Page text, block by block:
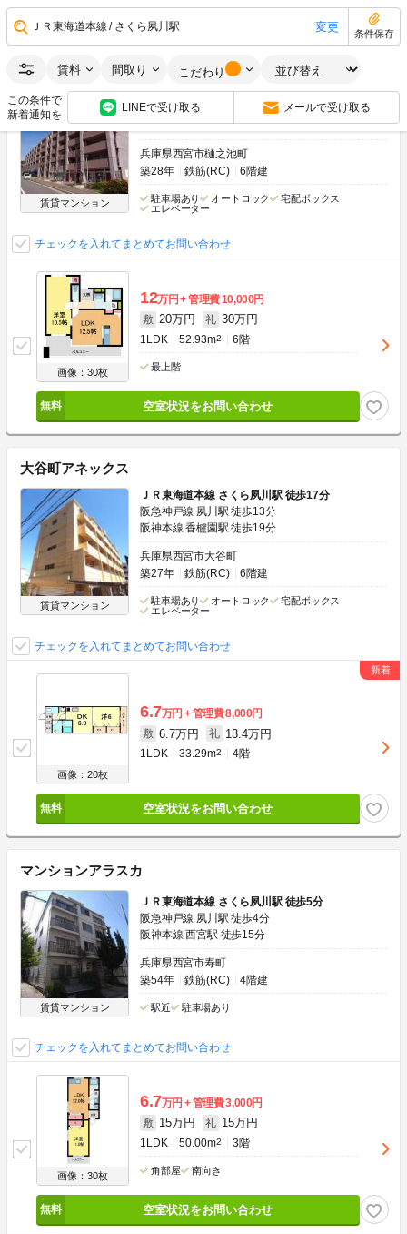
ＪＲ東海道本線 さくら夙川駅 変更
条件保存
賃料 間取り こだわり
この条件で
新着通知を
LINEで受け取る メールで受け取る
白鷹苦楽園マンション
賃貸マンション
ＪＲ東海道本線 さくら夙川駅 徒歩25分
阪急甲陽線 苦楽園口駅 徒歩9分
阪急神戸線 夙川駅 徒歩17分
兵庫県西宮市樋之池町
築28年
鉄筋(RC) 6階建
駐車場あり オートロック
宅配ボックス
エレベーター
チェックを入れてまとめてお問い合わせ
画像：30枚
12万円 管理費10,000円
敷 20万円 礼 30万円
1LDK 52.93m2 6階
最上階
空室状況をお問い合わせ
大谷町アネックス
賃貸マンション
ＪＲ東海道本線 さくら夙川駅 徒歩17分
阪急神戸線 夙川駅 徒歩13分
阪神本線 香櫨園駅 徒歩19分
兵庫県西宮市大谷町
築27年
鉄筋(RC) 6階建
駐車場あり オートロック
宅配ボックス
エレベーター
チェックを入れてまとめてお問い合わせ
画像：20枚
6.7万円 管理費8,000円
敷 6.7万円 礼 13.4万円
1LDK 33.29m2 4階
空室状況をお問い合わせ
マンションアラスカ
賃貸マンション
ＪＲ東海道本線 さくら夙川駅 徒歩5分
阪急神戸線 夙川駅 徒歩4分
阪神本線 西宮駅 徒歩15分
兵庫県西宮市寿町
築54年
鉄筋(RC) 4階建
駅近 駐車場あり
チェックを入れてまとめてお問い合わせ
画像：30枚
6.7万円 管理費3,000円
敷 15万円 礼 15万円
1LDK 50.00m2 3階
角部屋 南向き
空室状況をお問い合わせ